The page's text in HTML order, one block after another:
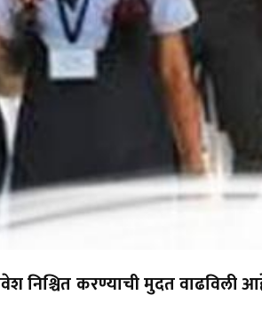
निश्चित करण्याची मुदत वाढविली